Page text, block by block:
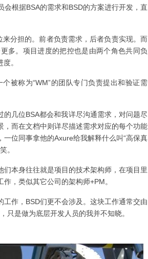
根据BSA的需求和BSD的方案进行开发，直
分担的。前者负责需求，后者负责实现。而
多。项目进度的把控也是由两个角色共同负
。
称为“WM”的团队专门负责提出和验证需
几位BSA都会和我详尽沟通需求，对问题尽
而在文档中则详尽描述需求对应的每个功能
位同事拿他的Axure给我解释什么叫“高保真
。
本身往往就是项目的技术架构师，在项目里
，类似其它公司的架构师+PM。
作，BSD们更不会涉及。这块工作通常交由
只是做为底层开发人员的我并不知晓。